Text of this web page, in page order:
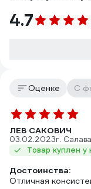
4.7
Оценке С
ЛЕВ САКОВИЧ
03.02.2023г.
Товар куплен у
Достоинства:
Отличная